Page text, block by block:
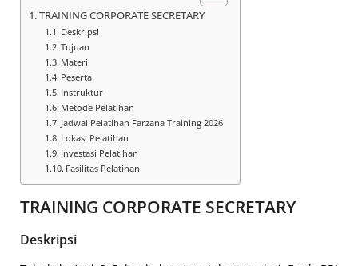
TRAINING CORPORATE SECRETARY
Deskripsi
Tujuan
Materi
Peserta
Instruktur
Metode Pelatihan
Jadwal Pelatihan Farzana Training 2026
Lokasi Pelatihan
Investasi Pelatihan
Fasilitas Pelatihan
TRAINING CORPORATE SECRETARY
Deskripsi